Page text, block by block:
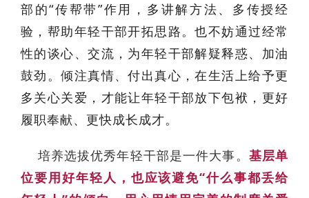
部的“传帮带”作用，多讲解方法、多传授经
验，帮助年轻干部开拓思路。也不妨通过经常
性的谈心、交流，为年轻干部解疑释惑、加油
鼓劲。倾注真情、付出真心，在生活上给予更
多关心关爱，才能让年轻干部放下包袱，更好
履职奉献、更快成长成才。
培养选拔优秀年轻干部是一件大事。 基层单
位要用好年轻人，也应该避免“什么事都丢给